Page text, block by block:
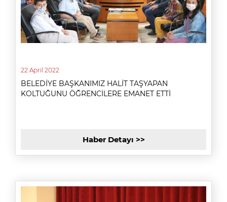
22 April 2022
BELEDİYE BAŞKANIMIZ HALİT TAŞYAPAN
KOLTUĞUNU ÖĞRENCİLERE EMANET ETTİ
Haber Detayı >>